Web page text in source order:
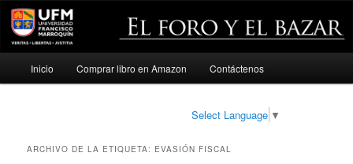
Ir
Ir
Inicio Comprar libro en Amazon Contáctenos
Select Language ▼
ARCHIVO DE LA ETIQUETA: EVASIÓN FISCAL